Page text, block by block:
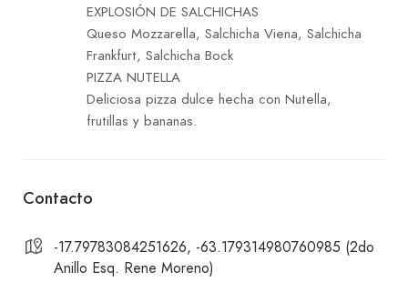
EXPLOSIÓN DE SALCHICHAS
Queso Mozzarella, Salchicha Viena, Salchicha
Frankfurt, Salchicha Bock
PIZZA NUTELLA
Deliciosa pizza dulce hecha con Nutella,
frutillas y bananas.
Contacto
-17.79783084251626, -63.179314980760985 (2do
Anillo Esq. Rene Moreno)